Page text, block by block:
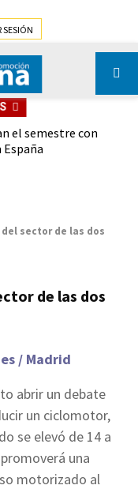
SESIÓN
el semestre con
sector de las dos
de las dos
/ Madrid
abrir un debate
un ciclomotor,
se elevó de 14 a
una
motorizado al